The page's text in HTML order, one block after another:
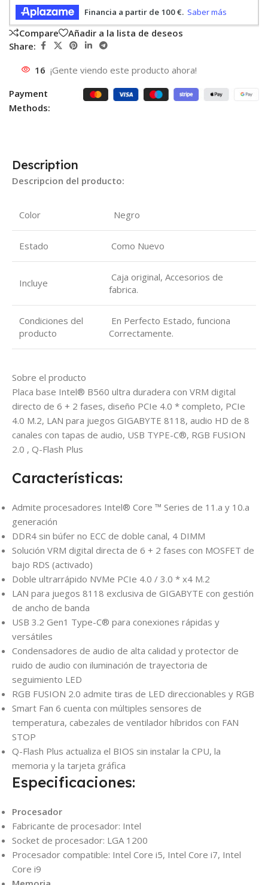
Compare
Añadir a la lista de deseos
Share:
16 ¡Gente viendo este producto ahora!
Payment
Methods:
Description
Descripcion del producto:
Color Negro
Estado Como Nuevo
Incluye
Caja original, Accesorios de
fabrica.
Condiciones del
producto
En Perfecto Estado, funciona
Correctamente.
Sobre el producto
Placa base Intel® B560 ultra duradera con VRM digital
directo de 6 + 2 fases, diseño PCIe 4.0 * completo, PCIe
4.0 M.2, LAN para juegos GIGABYTE 8118, audio HD de 8
canales con tapas de audio, USB TYPE-C®, RGB FUSION
2.0 , Q-Flash Plus
Características:
Admite procesadores Intel® Core ™ Series de 11.a y 10.a
generación
DDR4 sin búfer no ECC de doble canal, 4 DIMM
Solución VRM digital directa de 6 + 2 fases con MOSFET de
bajo RDS (activado)
Doble ultrarrápido NVMe PCIe 4.0 / 3.0 * x4 M.2
LAN para juegos 8118 exclusiva de GIGABYTE con gestión
de ancho de banda
USB 3.2 Gen1 Type-C® para conexiones rápidas y
versátiles
Condensadores de audio de alta calidad y protector de
ruido de audio con iluminación de trayectoria de
seguimiento LED
RGB FUSION 2.0 admite tiras de LED direccionables y RGB
Smart Fan 6 cuenta con múltiples sensores de
temperatura, cabezales de ventilador híbridos con FAN
STOP
Q-Flash Plus actualiza el BIOS sin instalar la CPU, la
memoria y la tarjeta gráfica
Especificaciones:
Procesador
Fabricante de procesador: Intel
Socket de procesador: LGA 1200
Procesador compatible: Intel Core i5, Intel Core i7, Intel
Core i9